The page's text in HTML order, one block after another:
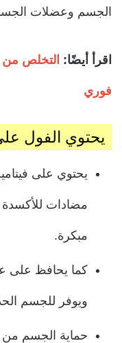
الجسم وعضلات
اقرأ أيضًا: التخلص
فوري
يحتوي الفول
يحتوي على
مضادات
مبكرة.
كما يحافظ على
ويوفر للجسم
حماية الجسم من